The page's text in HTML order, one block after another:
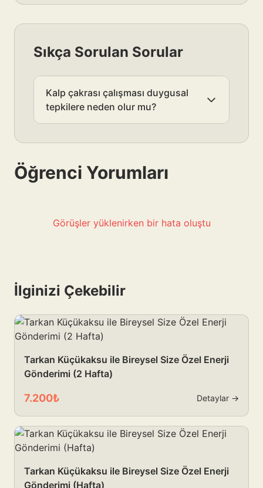
Sıkça Sorulan Sorular
Kalp çakrası çalışması duygusal
tepkilere neden olur mu?
Öğrenci Yorumları
Görüşler yüklenirken bir hata oluştu
İlginizi Çekebilir
Tarkan Küçükaksu ile Bireysel Size Özel Enerji
Gönderimi (2 Hafta)
7.200₺ Detaylar →
Tarkan Küçükaksu ile Bireysel Size Özel Enerji
Gönderimi (Hafta)